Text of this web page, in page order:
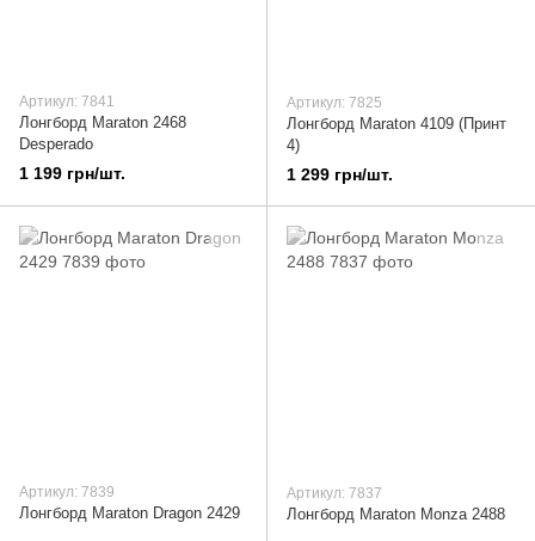
Артикул: 7841
Лонгборд Maraton 2468
Desperado
1 199 грн/шт.
Артикул: 7825
Лонгборд Maraton 4109 (Принт
4)
1 299 грн/шт.
Артикул: 7839
Лонгборд Maraton Dragon 2429
Артикул: 7837
Лонгборд Maraton Monza 2488